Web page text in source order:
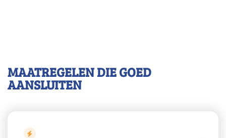
MAATREGELEN DIE GOED
AANSLUITEN